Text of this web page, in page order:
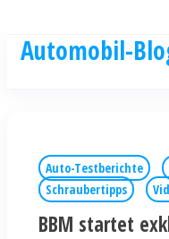
Automobil-
Auto-Testberichte
Schraubertipps
BBM startet